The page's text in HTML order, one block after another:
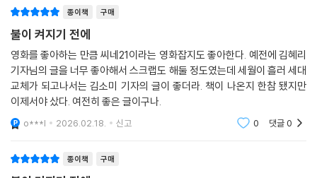
는 애정의 형태로, 해야 할 일을 잠시 잊게 만드는 즐거움으로, 누군가의 낮
고 다정한 음성과 편지의 몇 마디로 찾아온다.
--- p.117
모든 영화는 감상되기 위해 만들어지며 영화의 존재 이유를 누구보다도 충
실히 수호하는 쪽은 항상 관객이다.
--- p.194
로 인식된다. 김소미 기자는 이 책에서 ‘보는 사람’으로서 자신이 경험한 사
적인 역사와 영화기자가 되어 마주한 풍경을 경유하면서, 우리가 영화를
사랑하는 이유는 영화 보기가 다른 사람들과 함께하는 공동의 경험이기 때
문이라고 말한다.
저자의 관객으로서의 연대기는 대구에 있는 ‘둘리비디오’에서 주인 아저씨
가 추천해준 영화 〈주온〉을 보면서부터 시작된다. 공포영화의 으스스함으
스키와 아녜스 바르다처럼 삶과 영화를 나란히 엮어낸 이들의 작품을 보면
종이책 구매
불이 켜지기 전에
영화를 좋아하는 만큼 씨네21이라는 영화잡지도 좋아한다. 예전에 김혜리
기자님의 글을 너무 좋아해서 스크랩도 해둘 정도였는데 세월이 흘러 세대
교체가 되고나서는 김소미 기자의 글이 좋더라. 책이 나온지 한참 됐지만
이제서야 샀다. 여전히 좋은 글이구나.
o***l 2026.02.18. 신고 0 댓글0
종이책 구매